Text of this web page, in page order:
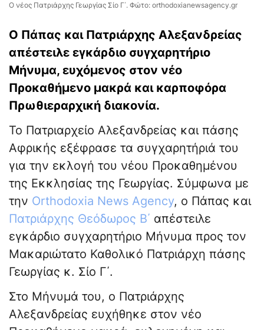
Ο νέος Πατριάρχης Γεωργίας Σίο Γ΄. Φώτο: orthodoxianewsagency.gr
Ο Πάπας και Πατριάρχης Αλεξανδρείας
απέστειλε εγκάρδιο συγχαρητήριο
Μήνυμα, ευχόμενος στον νέο
Προκαθήμενο μακρά και καρποφόρα
Πρωθιεραρχική διακονία.
Το Πατριαρχείο Αλεξανδρείας και πάσης
Αφρικής εξέφρασε τα συγχαρητήριά του
για την εκλογή του νέου Προκαθημένου
της Εκκλησίας της Γεωργίας. Σύμφωνα με
την Orthodoxia News Agency, ο Πάπας και
Πατριάρχης Θεόδωρος Β΄ απέστειλε
εγκάρδιο συγχαρητήριο Μήνυμα προς τον
Μακαριώτατο Καθολικό Πατριάρχη πάσης
Γεωργίας κ. Σίο Γ΄.
Στο Μήνυμά του, ο Πατριάρχης
Αλεξανδρείας ευχήθηκε στον νέο